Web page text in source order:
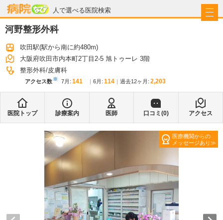
人で選べる医院検索
病院なび
河野整形外科
吹田駅(駅から南に約480m)
大阪府吹田市内本町2丁目2-5 旭トゥーレ 3階
整形外科 皮膚科
アクセス数※ 7月 : 141 6月 : 114 過去12ヶ月: 2,203
医院トップ 診療案内 医師 口コミ(0) アクセス
医療機関からの
メッセージあり